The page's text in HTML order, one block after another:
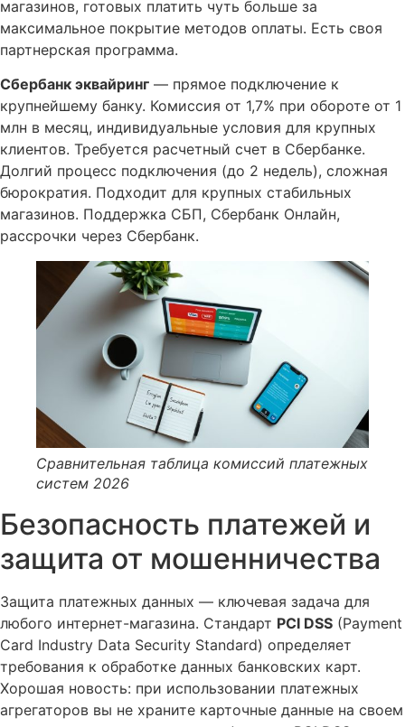
магазинов, готовых платить чуть больше за
максимальное покрытие методов оплаты. Есть своя
партнерская программа.
Сбербанк эквайринг — прямое подключение к
крупнейшему банку. Комиссия от 1,7% при обороте от 1
млн в месяц, индивидуальные условия для крупных
клиентов. Требуется расчетный счет в Сбербанке.
Долгий процесс подключения (до 2 недель), сложная
бюрократия. Подходит для крупных стабильных
магазинов. Поддержка СБП, Сбербанк Онлайн,
рассрочки через Сбербанк.
Сравнительная таблица комиссий платежных
систем 2026
Безопасность платежей и
защита от мошенничества
Защита платежных данных — ключевая задача для
любого интернет-магазина. Стандарт PCI DSS (Payment
Card Industry Data Security Standard) определяет
требования к обработке данных банковских карт.
Хорошая новость: при использовании платежных
агрегаторов вы не храните карточные данные на своем